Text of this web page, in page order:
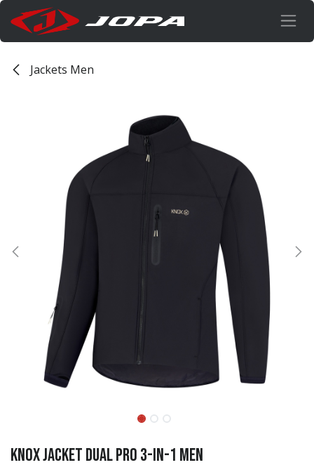
Overslaan naar inhoud
Jackets Men
KNOX Jacket Dual Pro 3-in-1 Men